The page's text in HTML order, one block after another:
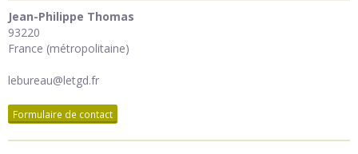
Jean-Philippe Thomas
93220
France (métropolitaine)
lebureau@letgd.fr
Formulaire de contact